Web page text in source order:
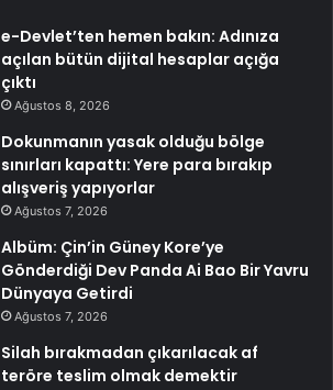
e-Devlet’ten hemen bakın: Adınıza
açılan bütün dijital hesaplar açığa
çıktı
Ağustos 8, 2026
Dokunmanın yasak olduğu bölge
sınırları kapattı: Yere para bırakıp
alışveriş yapıyorlar
Ağustos 7, 2026
Albüm: Çin’in Güney Kore’ye
Gönderdiği Dev Panda Ai Bao Bir Yavru
Dünyaya Getirdi
Ağustos 7, 2026
Silah bırakmadan çıkarılacak af
teröre teslim olmak demektir